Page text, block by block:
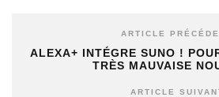
ARTICLE
ALEXA+ INTÉGRE SUNO !
TRÈS MAUVAISE
ARTICLE